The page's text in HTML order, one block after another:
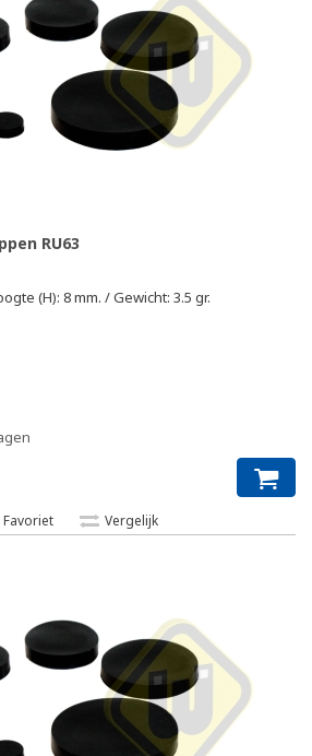
RU63
(H): 8 mm. / Gewicht: 3.5 gr.
Favoriet Vergelijk